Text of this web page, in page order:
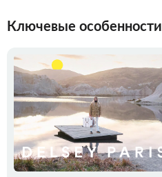
Ключевые особенности